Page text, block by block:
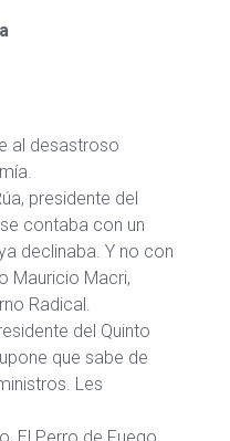
al desastroso
presidente del
contaba con un
declinaba. Y no con
Mauricio Macri,
Radical.
del Quinto
que sabe de
Les